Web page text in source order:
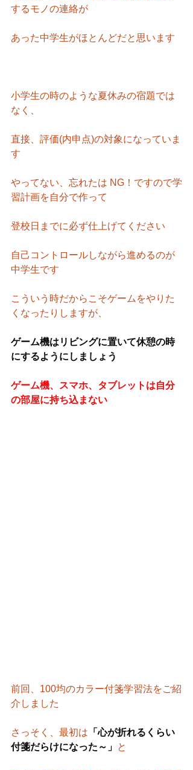
するモノの連絡が
あった中学生がほとんどだと思います
小学生の時のような夏休みの宿題では
なく、
直接、評価(内申点)の対象になっていま
す
やってない、忘れたは NG！ですので学
習計画を自分で作って
登校日までに必ず仕上げてください
自己コントロールしながら進めるのが
中学生です
こういう時だからこそゲームをやりた
くなったりしますが、
ゲーム機はリビングに置いて休憩の時
にするようにしましょう
ゲーム機、スマホ、タブレットは自分
の部屋に持ち込まない
前回、100均のカラー付箋学習法をご紹
介しました
さっそく、最初は 「心が折れるくらい
付箋だらけになった～」 と